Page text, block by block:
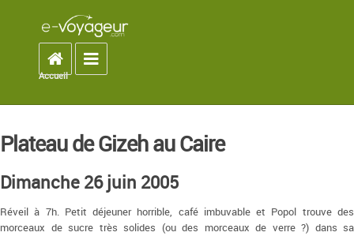
Accueil
Toggle navigation
Accueil
Plateau de Gizeh au Caire
Dimanche 26 juin 2005
Réveil à 7h. Petit déjeuner horrible, café imbuvable et Popol trouve des
morceaux de sucre très solides (ou des morceaux de verre ?) dans sa